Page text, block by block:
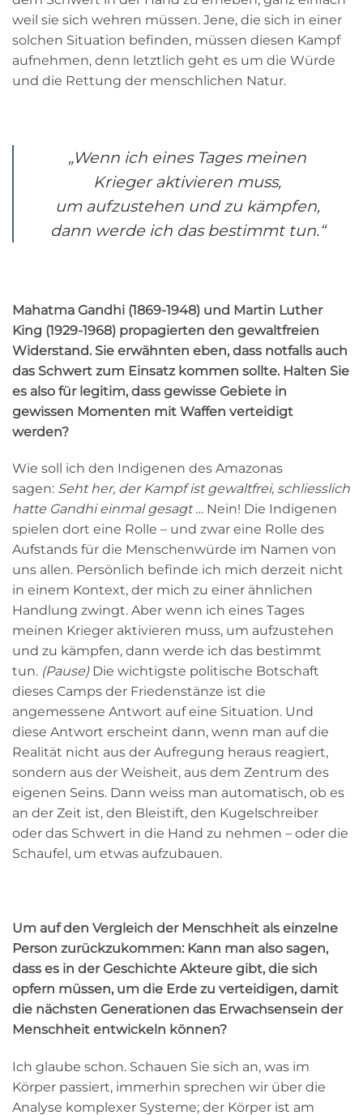
weil sie sich wehren müssen. Jene, die sich in einer
solchen Situation befinden, müssen diesen Kampf
aufnehmen, denn letztlich geht es um die Würde
und die Rettung der menschlichen Natur.
„Wenn ich eines Tages meinen
Krieger aktivieren muss,
um aufzustehen und zu kämpfen,
dann werde ich das bestimmt tun.“
Mahatma Gandhi (1869-1948) und Martin Luther
King (1929-1968) propagierten den gewaltfreien
Widerstand. Sie erwähnten eben, dass notfalls auch
das Schwert zum Einsatz kommen sollte. Halten Sie
es also für legitim, dass gewisse Gebiete in
gewissen Momenten mit Waffen verteidigt
werden?
Wie soll ich den Indigenen des Amazonas
sagen: Seht her, der Kampf ist gewaltfrei, schliesslich
hatte Gandhi einmal gesagt … Nein! Die Indigenen
spielen dort eine Rolle – und zwar eine Rolle des
Aufstands für die Menschenwürde im Namen von
uns allen. Persönlich befinde ich mich derzeit nicht
in einem Kontext, der mich zu einer ähnlichen
Handlung zwingt. Aber wenn ich eines Tages
meinen Krieger aktivieren muss, um aufzustehen
und zu kämpfen, dann werde ich das bestimmt
tun. (Pause)Die wichtigste politische Botschaft
dieses Camps der Friedenstänze ist die
angemessene Antwort auf eine Situation. Und
diese Antwort erscheint dann, wenn man auf die
Realität nicht aus der Aufregung heraus reagiert,
sondern aus der Weisheit, aus dem Zentrum des
eigenen Seins. Dann weiss man automatisch, ob es
an der Zeit ist, den Bleistift, den Kugelschreiber
oder das Schwert in die Hand zu nehmen – oder die
Schaufel, um etwas aufzubauen.
Um auf den Vergleich der Menschheit als einzelne
Person zurückzukommen: Kann man also sagen,
dass es in der Geschichte Akteure gibt, die sich
opfern müssen, um die Erde zu verteidigen, damit
die nächsten Generationen das Erwachsensein der
Menschheit entwickeln können?
Ich glaube schon. Schauen Sie sich an, was im
Körper passiert, immerhin sprechen wir über die
Analyse komplexer Systeme; der Körper ist am